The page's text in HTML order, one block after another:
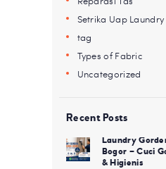
Setrika Uap Laundry
tag
Types of Fabric
Uncategorized
Recent Posts
Laundry
Bogor – Cuci
& Higienis